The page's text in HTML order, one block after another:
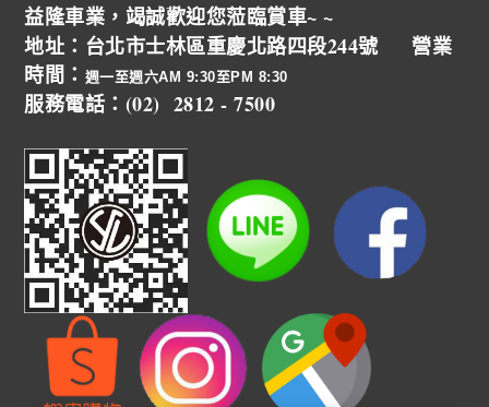
益隆車業，竭誠歡迎您蒞臨賞車~ ~
地址：台北市士林區重慶北路四段244號 營業
時間： 週一至週六AM 9:30至PM 8:30
服務電話：(02) 2812 - 7500